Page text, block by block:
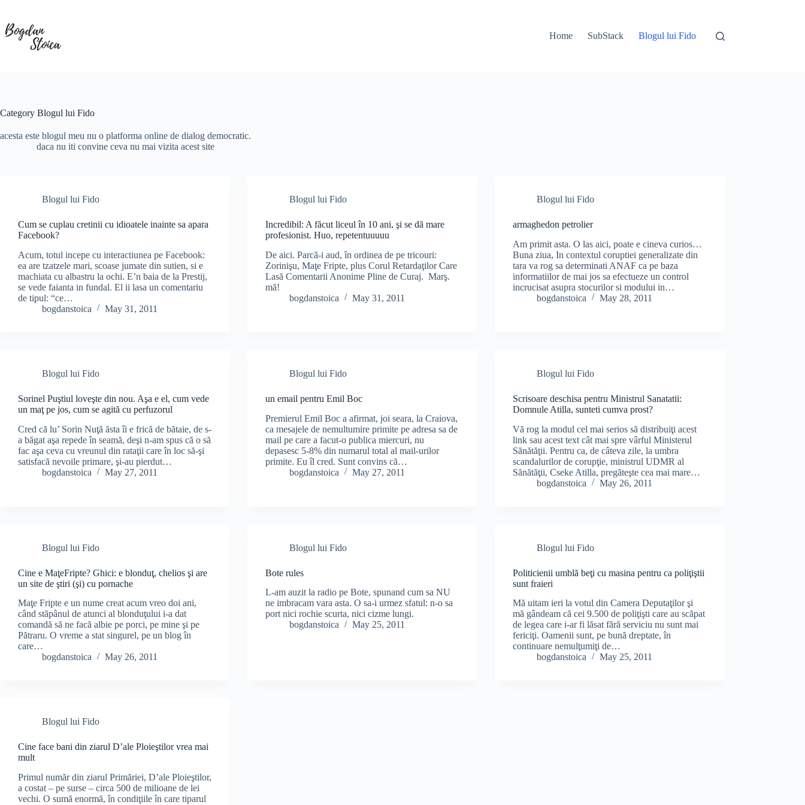
content
Home
SubStack Blogul lui Fido
Category Blogul lui Fido
acesta este blogul meu nu o platforma online de dialog democratic.
daca nu iti convine ceva nu mai vizita acest site
Blogul lui Fido
Cum se cuplau cretinii cu idioatele inainte sa apara
Facebook?
Acum, totul incepe cu interactiunea pe Facebook:
ea are tzatzele mari, scoase jumate din sutien, si e
machiata cu albastru la ochi. E’n baia de la Prestij,
se vede faianta in fundal. El ii lasa un comentariu
de tipul: “ce…
bogdanstoica
May 31, 2011
Blogul lui Fido
Incredibil: A făcut liceul în 10 ani, şi se dă mare
profesionist. Huo, repetentuuuuu
De aici. Parcă-i aud, în ordinea de pe tricouri:
Zorinişu, Maţe Fripte, plus Corul Retardaţilor Care
Lasă Comentarii Anonime Pline de Curaj. Marş.
mă!
bogdanstoica
May 31, 2011
Blogul lui Fido
armaghedon petrolier
Am primit asta. O las aici, poate e cineva curios…
Buna ziua, In contextul coruptiei generalizate din
tara va rog sa determinati ANAF ca pe baza
informatiilor de mai jos sa efectueze un control
incrucisat asupra stocurilor si modului in…
bogdanstoica
May 28, 2011
Blogul lui Fido
Sorinel Puştiul loveşte din nou. Aşa e el, cum vede
un maţ pe jos, cum se agită cu perfuzorul
Cred că lu’ Sorin Nuţă ăsta îi e frică de bătaie, de s-
a băgat aşa repede în seamă, deşi n-am spus că o să
fac aşa ceva cu vreunul din rataţii care în loc să-şi
satisfacă nevoile primare, şi-au pierdut…
bogdanstoica
May 27, 2011
Blogul lui Fido
un email pentru Emil Boc
Premierul Emil Boc a afirmat, joi seara, la Craiova,
ca mesajele de nemultumire primite pe adresa sa de
mail pe care a facut-o publica miercuri, nu
depasesc 5-8% din numarul total al mail-urilor
primite. Eu îl cred. Sunt convins că…
bogdanstoica
May 27, 2011
Blogul lui Fido
Scrisoare deschisa pentru Ministrul Sanatatii:
Domnule Atilla, sunteti cumva prost?
Vă rog la modul cel mai serios să distribuiţi acest
link sau acest text cât mai spre vârful Ministerul
Sănătăţii. Pentru ca, de câteva zile, la umbra
scandalurilor de corupţie, ministrul UDMR al
Sănătăţii, Cseke Atilla, pregăteşte cea mai mare…
bogdanstoica
May 26, 2011
Blogul lui Fido
Cine e MaţeFripte? Ghici: e blonduţ, chelios şi are
un site de ştiri (şi) cu pornache
Maţe Fripte e un nume creat acum vreo doi ani,
când stăpânul de atunci al blonduţului i-a dat
comandă să ne facă albie pe porci, pe mine şi pe
Pătraru. O vreme a stat singurel, pe un blog în
care…
bogdanstoica
May 26, 2011
Blogul lui Fido
Bote rules
L-am auzit la radio pe Bote, spunand cum sa NU
ne imbracam vara asta. O sa-i urmez sfatul: n-o sa
port nici rochie scurta, nici cizme lungi.
bogdanstoica
May 25, 2011
Blogul lui Fido
Politicienii umblă beţi cu masina pentru ca poliţiştii
sunt fraieri
Mă uitam ieri la votul din Camera Deputaţilor şi
mă gândeam că cei 9.500 de poliţişti care au scăpat
de legea care i-ar fi lăsat fără serviciu nu sunt mai
fericiţi. Oamenii sunt, pe bună dreptate, în
continuare nemulţumiţi de…
bogdanstoica
May 25, 2011
Blogul lui Fido
Cine face bani din ziarul D’ale Ploieştilor vrea mai
mult
Primul număr din ziarul Primăriei, D’ale Ploieştilor,
a costat – pe surse – circa 500 de milioane de lei
vechi. O sumă enormă, în condiţiile în care tiparul